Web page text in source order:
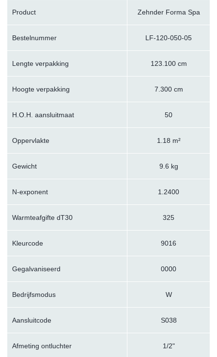
Product Zehnder Forma Spa
Bestelnummer LF-120-050-05
Lengte verpakking 123.100 cm
Hoogte verpakking 7.300 cm
H.O.H. aansluitmaat 50
Oppervlakte 1.18 m²
Gewicht 9.6 kg
N-exponent 1.2400
Warmteafgifte dT30 325
Kleurcode 9016
Gegalvaniseerd 0000
Bedrijfsmodus W
Aansluitcode S038
Afmeting ontluchter 1/2"